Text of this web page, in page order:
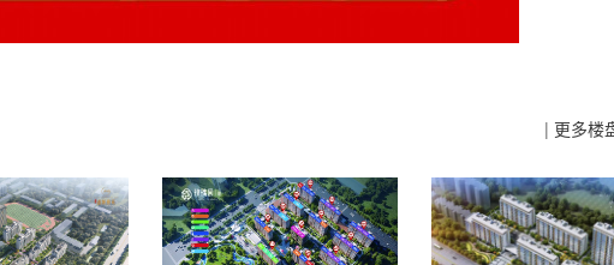
| 更多楼